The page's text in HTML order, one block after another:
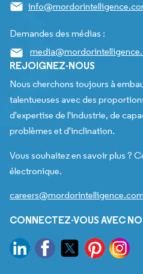
Demandes des médias :
REJOIGNEZ-NOUS
Nous cherchons toujours à
talentueuses avec des
d'expertise de l'industrie, de
problèmes et d'inclination.
Vous souhaitez en savoir plus ?
électronique.
careers@mordorintelligence.com
CONNECTEZ-VOUS AVEC